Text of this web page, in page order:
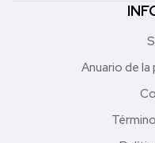
Anuario de